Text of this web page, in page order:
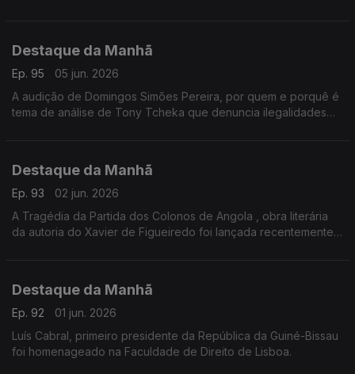
Destaque da Manhã
Ep. 95
05 jun. 2026
A audição de Domingos Simões Pereira, por quem e porquê é
tema de análise de Tony Tcheka que denuncia ilegalidades
Destaque da Manhã
Ep. 93
02 jun. 2026
A Tragédia da Partida dos Colonos de Angola , obra literária
da autoria do Xavier de Figueiredo foi lançada recentemente
Destaque da Manhã
Ep. 92
01 jun. 2026
Luís Cabral, primeiro presidente da República da Guiné-Bissau
foi homenageado na Faculdade de Direito de Lisboa.